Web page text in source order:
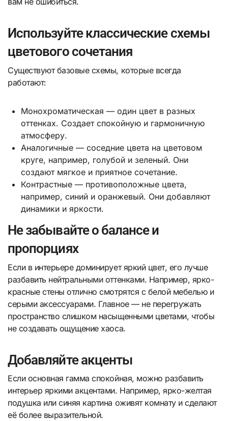
Используйте классические схемы
цветового сочетания
Существуют базовые схемы, которые всегда
работают:
Монохроматическая — один цвет в разных
оттенках. Создает спокойную и гармоничную
атмосферу.
Аналогичные — соседние цвета на цветовом
круге, например, голубой и зеленый. Они
создают мягкое и приятное сочетание.
Контрастные — противоположные цвета,
например, синий и оранжевый. Они добавляют
динамики и яркости.
Не забывайте о балансе и
пропорциях
Если в интерьере доминирует яркий цвет, его лучше
разбавить нейтральными оттенками. Например, ярко-
красные стены отлично смотрятся с белой мебелью и
серыми аксессуарами. Главное — не перегружать
пространство слишком насыщенными цветами, чтобы
не создавать ощущение хаоса.
Добавляйте акценты
Если основная гамма спокойная, можно разбавить
интерьер яркими акцентами. Например, ярко-желтая
подушка или синяя картина оживят комнату и сделают
её более выразительной.